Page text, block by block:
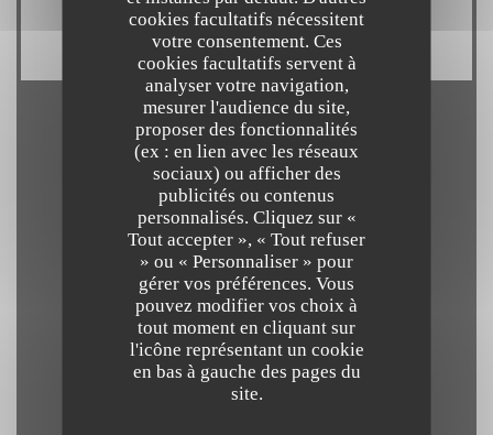
cookies facultatifs nécessitent
votre consentement. Ces
cookies facultatifs servent à
analyser votre navigation,
mesurer l'audience du site,
proposer des fonctionnalités
(ex : en lien avec les réseaux
sociaux) ou afficher des
publicités ou contenus
personnalisés. Cliquez sur «
Tout accepter », « Tout refuser
» ou « Personnaliser » pour
gérer vos préférences. Vous
pouvez modifier vos choix à
tout moment en cliquant sur
l'icône représentant un cookie
en bas à gauche des pages du
site.
Visa, Eurocard/Mastercard, Espèces, Carte Bleue
Horaires
Lundi
Fermé
Mar-Mer
19h00 - 22h00